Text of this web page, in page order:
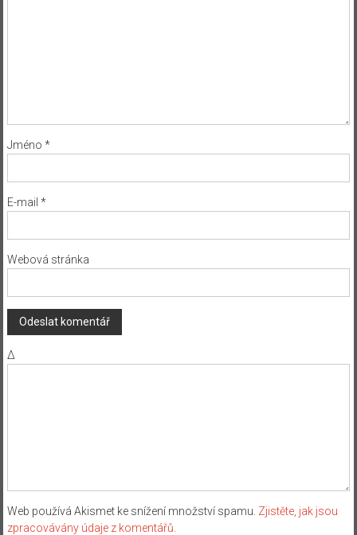
Jméno *
E-mail *
Webová stránka
Δ
Web používá Akismet ke snížení množství spamu. Zjistěte, jak jsou
zpracovávány údaje z komentářů.